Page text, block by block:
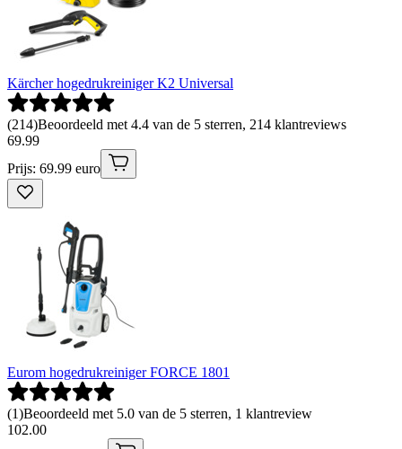
Kärcher hogedrukreiniger K2 Universal
(214)Beoordeeld met 4.4 van de 5 sterren, 214 klantreviews
69.99
Prijs: 69.99 euro
Eurom hogedrukreiniger FORCE 1801
(1)Beoordeeld met 5.0 van de 5 sterren, 1 klantreview
102.00